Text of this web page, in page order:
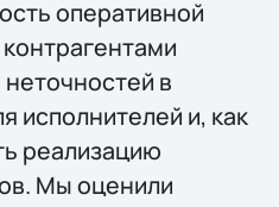
оперативной
в
исполнителей и, как
реализацию
Мы оценили